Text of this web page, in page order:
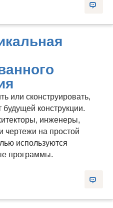
или сконструировать,
будущей конструкции.
инженеры,
чертежи на простой
используются
программы.